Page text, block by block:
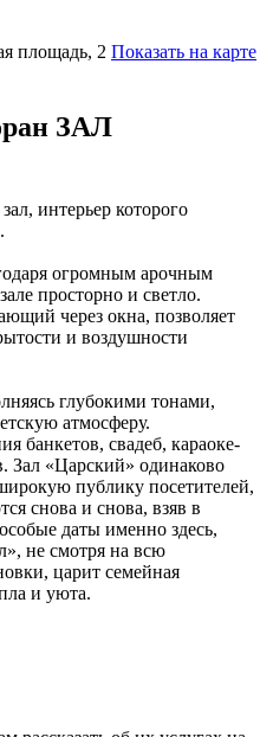
площадь, 2 Показать на карте
ЗАЛ
интерьер которого
огромным арочным
просторно и светло.
через окна, позволяет
и воздушности
глубокими тонами,
атмосферу.
банкетов, свадеб, караоке-
Зал «Царский» одинаково
публику посетителей,
снова и снова, взяв в
даты именно здесь,
не смотря на всю
царит семейная
и уюта.